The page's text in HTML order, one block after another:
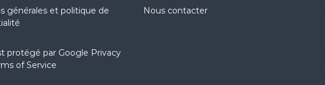
générales et politique de
protégé par Google Privacy
of Service
Nous contacter